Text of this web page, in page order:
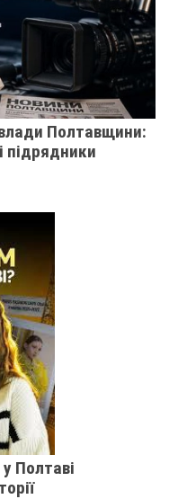
Полтавщини:
підрядники
Полтаві